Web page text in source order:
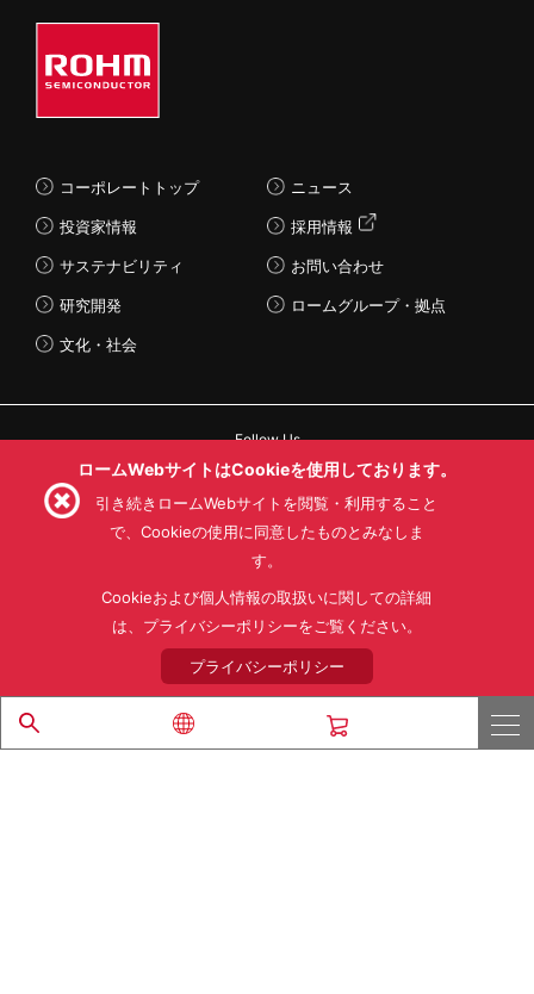
コーポレートトップ
投資家情報
サステナビリティ
研究開発
文化・社会
ニュース
採用情報
お問い合わせ
ロームグループ・拠点
Follow Us
利用目的
プライバシーポリシー
サイトマップ
ローム製品の販売に関する標準契約条件書(PDF)
© 1997 - 2026 ROHM CO., LTD. ALL RIGHTS RESERVED.
ロームWebサイトはCookieを使用しております。
引き続きロームWebサイトを閲覧・利用すること
で、Cookieの使用に同意したものとみなしま
す。
Cookieおよび個人情報の取扱いに関しての詳細
は、プライバシーポリシーをご覧ください。
プライバシーポリシー